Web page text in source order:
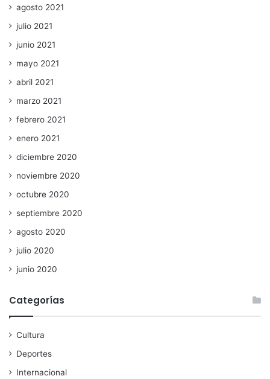
agosto 2021
julio 2021
junio 2021
mayo 2021
abril 2021
marzo 2021
febrero 2021
enero 2021
diciembre 2020
noviembre 2020
octubre 2020
septiembre 2020
agosto 2020
julio 2020
junio 2020
Categorías
Cultura
Deportes
Internacional